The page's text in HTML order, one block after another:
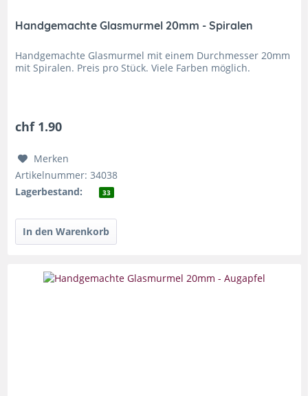
Handgemachte Glasmurmel 20mm - Spiralen
Handgemachte Glasmurmel mit einem Durchmesser 20mm
mit Spiralen. Preis pro Stück. Viele Farben möglich.
chf 1.90
Merken
Artikelnummer: 34038
Lagerbestand:
33